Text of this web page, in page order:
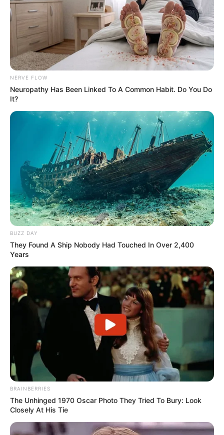
mendamaikan, sekarang kok justru agama menjadi
sumber kegaduhan.
Melukai dengan lisan lebih buruk daripada melukai
menggunakan pedang.
Banyak orang yang hanya berislam secara simbolik.
Begitu seseorang merasa pintar, maka saat itu ia
berarti bodoh. Sebagaimana begitu seseorang
merasa suci, saat itu ia sedang kotor.
Kita bisa berbeda dalam hal kebenaran, namun kita
memiliki visi yang sama dalam hal kebaikan.
Peperangan itu bukan hanya tidak selaras dengan
pada dasarnya membenci peperangan.
Semua musik yang mengajak kepada nilai-nilai luhur:
kemanusiaan, perdamaian, ketulusan, cinta,
kesetiaan, dan lain-lain itu termasuk musik yang baik.
Sering kali kita mengkambinghitamkan orang lain atau
sesuatu di luar diri kita. Padahal yang bermasalah
adalah diri kita sendiri. Begitu pula kadang kita
mencari solusi di luar diri. Padahal solusi itu
sebenarnya ada dalam diri.
Terlihat buruk di mata manusia padahal baik di mata-
Nya, itu cobaan yang akan jadi pahala besar.
NERVE FLOW
Neuropathy Has Been Linked To A Common Habit. Do You Do
It?
BUZZ DAY
They Found A Ship Nobody Had Touched In Over 2,400
Years
BRAINBERRIES
The Unhinged 1970 Oscar Photo They Tried To Bury: Look
Closely At His Tie